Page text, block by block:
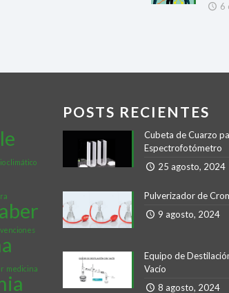
6
climático
medicina
POSTS RECIENTES
Cubeta de Cuarzo
Espectrofotómetro
25 agosto, 2024
Pulverizador de
9 agosto, 2024
Equipo de
Vacío
8 agosto, 2024